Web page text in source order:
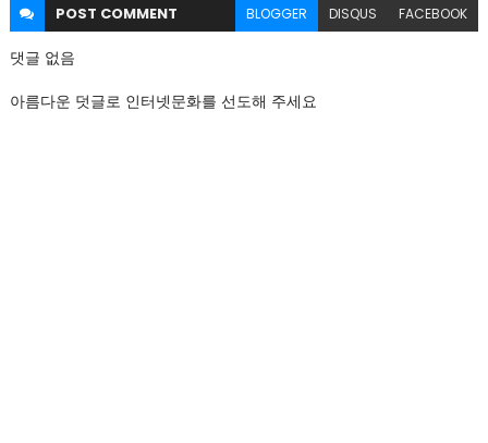
POST COMMENT BLOGGER DISQUS FACEBOOK
댓글 없음
아름다운 덧글로 인터넷문화를 선도해 주세요